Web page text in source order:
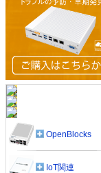
OpenBlocks
IoT関連